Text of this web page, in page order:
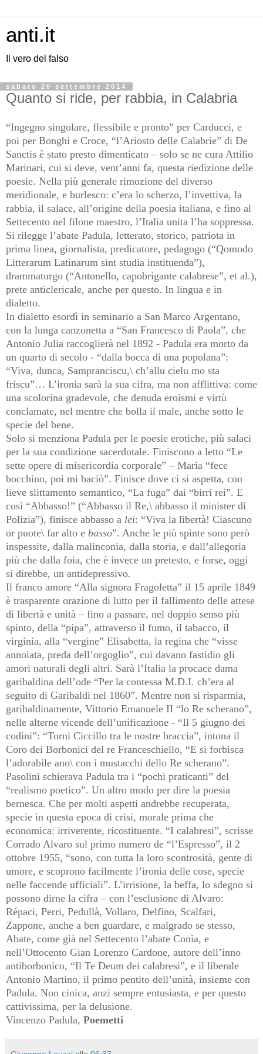
anti.it
Il vero del falso
sabato 20 settembre 2014
Quanto si ride, per rabbia, in Calabria
“Ingegno singolare, flessibile e pronto” per Carducci, e
poi per Bonghi e Croce, “l’Ariosto delle Calabrie” di De
Sanctis è stato presto dimenticato – solo se ne cura Attilio
Marinari, cui si deve, vent’anni fa, questa riedizione delle
poesie. Nella più generale rimozione del diverso
meridionale, e burlesco: c’era lo scherzo, l’invettiva, la
rabbia, il salace, all’origine della poesia italiana, e fino al
Settecento nel filone maestro, l’Italia unita l’ha soppressa.
Si rilegge l’abate Padula, letterato, storico, patriota in
prima linea, giornalista, predicatore, pedagogo (“Qomodo
Litterarum Latinarum sint studia instituenda”),
drammaturgo (“Antonello, capobrigante calabrese”, et al.),
prete anticlericale, anche per questo. In lingua e in
dialetto.
In dialetto esordì in seminario a San Marco Argentano,
con la lunga canzonetta a “San Francesco di Paola”, che
Antonio Julia raccoglierà nel 1892 - Padula era morto da
un quarto di secolo - “dalla bocca di una popolana”:
“Viva, dunca, Sampranciscu,\ ch’allu cielu mo sta
friscu”… L’ironia sarà la sua cifra, ma non afflittiva: come
una scolorina gradevole, che denuda eroismi e virtù
conclamate, nel mentre che bolla il male, anche sotto le
specie del bene.
Solo si menziona Padula per le poesie erotiche, più salaci
per la sua condizione sacerdotale. Finiscono a letto “Le
sette opere di misericordia corporale” – Maria “fece
bocchino, poi mi baciò”. Finisce dove ci si aspetta, con
lieve slittamento semantico, “La fuga” dai “birri rei”. E
così “Abbasso!” (“Abbasso il Re,\ abbasso il minister di
Polizia”), finisce abbasso a lei: “Viva la libertà! Ciascuno
or puote\ far alto e basso”. Anche le più spinte sono però
inspessite, dalla malinconia, dalla storia, e dall’allegoria
più che dalla foia, che è invece un pretesto, e forse, oggi
si direbbe, un antidepressivo.
Il franco amore “Alla signora Fragoletta” il 15 aprile 1849
è trasparente orazione di lutto per il fallimento delle attese
di libertà e unità – fino a passare, nel doppio senso più
spinto, della “pipa”, attraverso il fumo, il tabacco, il
virginia, alla “vergine” Elisabetta, la regina che “visse
annoiata, preda dell’orgoglio”, cui davano fastidio gli
amori naturali degli altri. Sarà l’Italia la procace dama
garibaldina dell’ode “Per la contessa M.D.I. ch’era al
seguito di Garibaldi nel 1860”. Mentre non si risparmia,
garibaldinamente, Vittorio Emanuele II “lo Re scherano”,
nelle alterne vicende dell’unificazione - “Il 5 giugno dei
codini”: “Torni Ciccillo tra le nostre braccia”, intona il
Coro dei Borbonici del re Franceschiello, “E si forbisca
l’adorabile ano\ con i mustacchi dello Re scherano”.
Pasolini schierava Padula tra i “pochi praticanti” del
“realismo poetico”. Un altro modo per dire la poesia
bernesca. Che per molti aspetti andrebbe recuperata,
specie in questa epoca di crisi, morale prima che
economica: irriverente, ricostituente. “I calabresi”, scrisse
Corrado Alvaro sul primo numero de “l’Espresso”, il 2
ottobre 1955, “sono, con tutta la loro scontrosità, gente di
umore, e scoprono facilmente l’ironia delle cose, specie
nelle faccende ufficiali”. L’irrisione, la beffa, lo sdegno si
possono dirne la cifra – con l’esclusione di Alvaro:
Répaci, Perri, Pedullà, Vollaro, Delfino, Scalfari,
Zappone, anche a ben guardare, e malgrado se stesso,
Abate, come già nel Settecento l’abate Conìa, e
nell’Ottocento Gian Lorenzo Cardone, autore dell’inno
antiborbonico, “Il Te Deum dei calabresi”, e il liberale
Antonio Martino, il primo pentito dell’unità, insieme con
Padula. Non cinica, anzi sempre entusiasta, e per questo
cattivissima, per la delusione.
Vincenzo Padula, Poemetti